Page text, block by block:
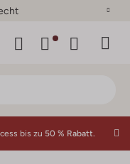
bis zu 50 % Rabatt.